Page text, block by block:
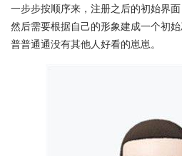
一步步按顺序来，注册之后的初始界
然后需要根据自己的形象建成一个初
普普通通没有其他人好看的崽崽。